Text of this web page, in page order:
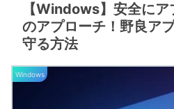
【Windows】安全に
のアプローチ！野良ア
守る方法
Windows